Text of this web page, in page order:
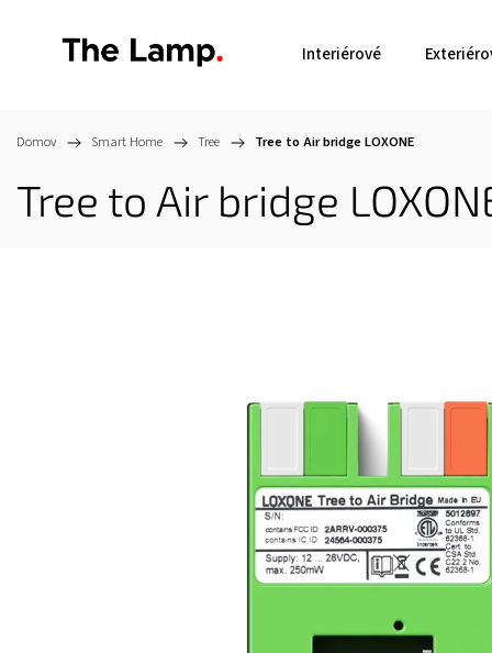
Interiérové
Domov / Smart Home / Tree / Tree to Air bridgeLOXONE
Tree to Air bridge